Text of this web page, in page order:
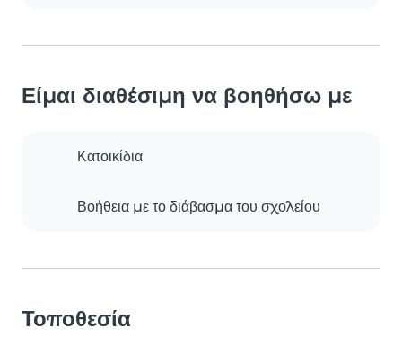
Είμαι διαθέσιμη να βοηθήσω με
Κατοικίδια
Βοήθεια με το διάβασμα του σχολείου
Τοποθεσία